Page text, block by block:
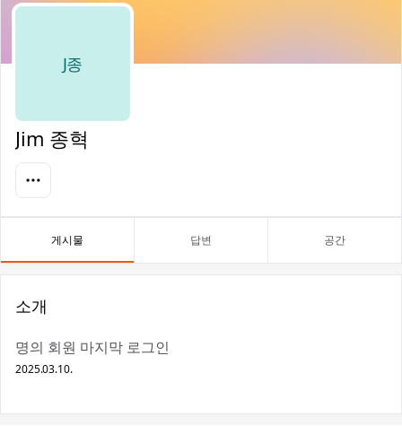
J종
Jim 종혁
게시물 답변 공간
소개
명의 회원 마지막 로그인
2025.03.10.